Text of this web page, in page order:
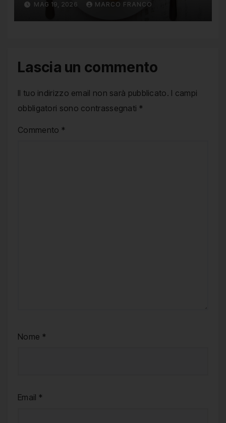
contare le calorie
MAG 19, 2026 MARCO FRANCO
Lascia un commento
Il tuo indirizzo email non sarà pubblicato. I campi
obbligatori sono contrassegnati *
Commento *
Nome *
Email *